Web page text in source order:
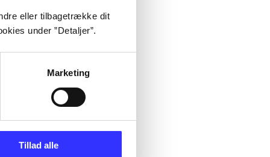
eller tilbagetrække dit
under ”Detaljer”.
Marketing
Tillad alle